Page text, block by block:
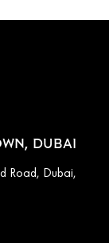
DUBAI
Road, Dubai,